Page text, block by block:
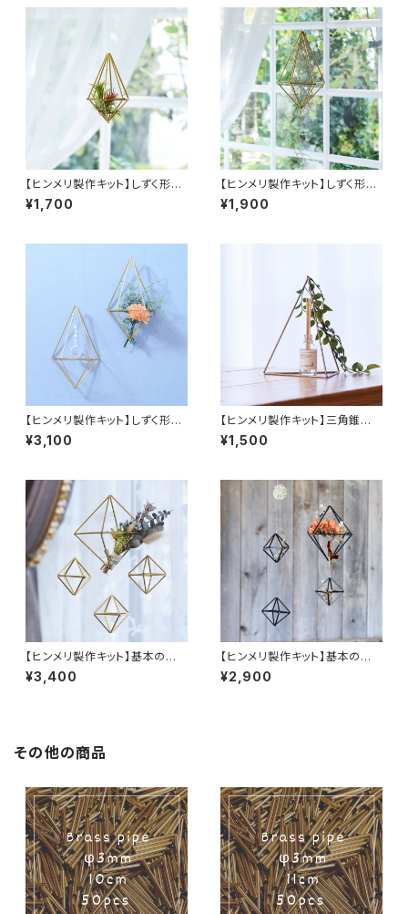
【ヒンメリ製作キット】しずく形
（Ｓ）吊り下げタイプ 真鍮製
¥1,700
【ヒンメリ製作キット】しずく形
（M）吊り下げタイプ 真鍮製
¥1,900
【ヒンメリ製作キット】しずく形壁
掛けタイプ 真鍮製
¥3,100
【ヒンメリ製作キット】三角錐
（Ｍ）ステンレス製
¥1,500
【ヒンメリ製作キット】基本の正
八面体セット 真鍮製
¥3,400
【ヒンメリ製作キット】基本の正
八面体セット 黒アルマイト製
¥2,900
その他の商品